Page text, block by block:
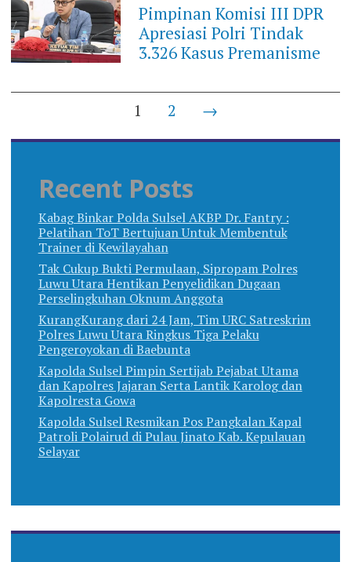
Pimpinan Komisi III DPR
Apresiasi Polri Tindak
3.326 Kasus Premanisme
navigation
1 2 →
Recent Posts
Kabag Binkar Polda Sulsel AKBP Dr. Fantry :
Pelatihan ToT Bertujuan Untuk Membentuk
Trainer di Kewilayahan
Tak Cukup Bukti Permulaan, Sipropam Polres
Luwu Utara Hentikan Penyelidikan Dugaan
Perselingkuhan Oknum Anggota
KurangKurang dari 24 Jam, Tim URC Satreskrim
Polres Luwu Utara Ringkus Tiga Pelaku
Pengeroyokan di Baebunta
Kapolda Sulsel Pimpin Sertijab Pejabat Utama
dan Kapolres Jajaran Serta Lantik Karolog dan
Kapolresta Gowa
Kapolda Sulsel Resmikan Pos Pangkalan Kapal
Patroli Polairud di Pulau Jinato Kab. Kepulauan
Selayar